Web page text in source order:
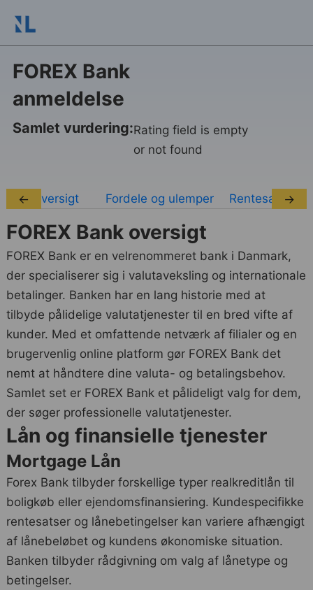
FOREX Bank
anmeldelse
Samlet vurdering:Rating field is empty
or not found
Oversigt Fordele og ulemper Rentesatser
← →
FOREX Bank oversigt
FOREX Bank er en velrenommeret bank i Danmark,
der specialiserer sig i valutaveksling og internationale
betalinger. Banken har en lang historie med at
tilbyde pålidelige valutatjenester til en bred vifte af
kunder. Med et omfattende netværk af filialer og en
brugervenlig online platform gør FOREX Bank det
nemt at håndtere dine valuta- og betalingsbehov.
Samlet set er FOREX Bank et pålideligt valg for dem,
der søger professionelle valutatjenester.
Lån og finansielle tjenester
Mortgage Lån
Forex Bank tilbyder forskellige typer realkreditlån til
boligkøb eller ejendomsfinansiering. Kundespecifikke
rentesatser og lånebetingelser kan variere afhængigt
af lånebeløbet og kundens økonomiske situation.
Banken tilbyder rådgivning om valg af lånetype og
betingelser.